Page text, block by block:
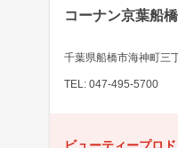
コーナン京葉船
千葉県船橋市海神町三
TEL: 047-495-5700
ビューティープロ